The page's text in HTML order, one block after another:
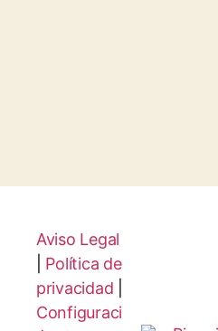
Aviso Legal
Política de
privacidad
Configuraci